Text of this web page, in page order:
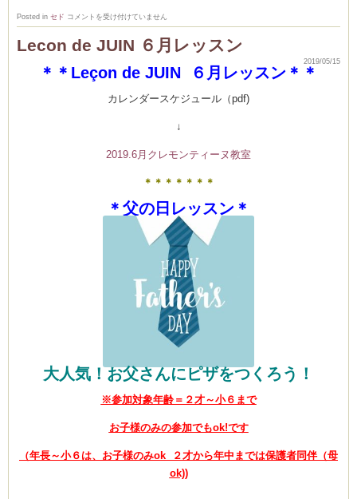
Posted in セド 5
ッ
ス
の
コメントを受け付けていません
Lecon de JUIN ６月レッスン
2019/05/15
＊＊Leçon de JUIN ６月レッスン＊＊
カレンダースケジュール（pdf)
↓
2019.6月クレモンティーヌ教室
＊＊＊＊＊＊＊
＊父の日レッスン＊
大人気！お父さんにピザをつくろう！
※参加対象年齢＝２才～小６まで
お子様のみの参加でもok!です
（年長～小６は、お子様のみok ２才から年中までは保護者同伴（母
ok))